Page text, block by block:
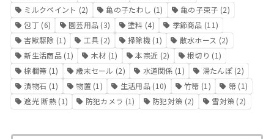
ミルクペイント (2) 亀の子たわし (1) 亀の子束子 (2)
包丁 (6) 園芸用品 (3) 塗料 (4) 季節商品 (11)
害獣駆除 (1) 工具 (2) 掃除機(1) 散水ホース (2)
新生活商品(1) 木材(1) 本宗近 (2) 根切り (1)
棕櫚箒 (1) 歳末セール (2) 水道関係 (1) 湯たんぽ(2)
漬物石 (1) 物置 (1) 生活用品(10) 竹箒 (1) 箒(1)
遮光 断熱(1) 防犯カメラ (1) 防犯対策 (2) 雪対策 (2)